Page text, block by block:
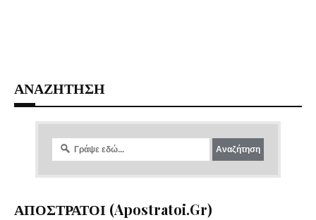
ΑΝΑΖΗΤΗΣΗ
ΑΠΟΣΤΡΑΤΟΙ (apostratoi.gr)